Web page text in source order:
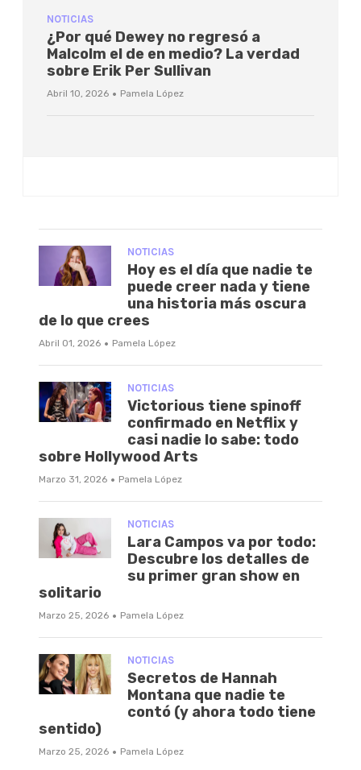
NOTICIAS
¿Por qué Dewey no regresó a
Malcolm el de en medio? La verdad
sobre Erik Per Sullivan
Abril 10, 2026 · Pamela López
NOTICIAS
Hoy es el día que nadie te
puede creer nada y tiene
una historia más oscura
de lo que crees
Abril 01, 2026 · Pamela López
NOTICIAS
Victorious tiene spinoff
confirmado en Netflix y
casi nadie lo sabe: todo
sobre Hollywood Arts
Marzo 31, 2026 · Pamela López
NOTICIAS
Lara Campos va por todo:
Descubre los detalles de
su primer gran show en
solitario
Marzo 25, 2026 · Pamela López
NOTICIAS
Secretos de Hannah
Montana que nadie te
contó (y ahora todo tiene
sentido)
Marzo 25, 2026 · Pamela López